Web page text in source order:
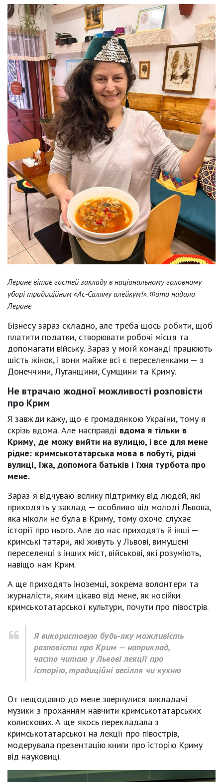
Леране вітає гостей закладу в національному головному
уборі традиційним «Ас-Саляму алейкум!». Фото надала
Леране
Бізнесу зараз складно, але треба щось робити, щоб
платити податки, створювати робочі місця та
допомагати війську. Зараз у моїй команді працюють
шість жінок, і вони майже всі є переселенками — з
Донеччини, Луганщини, Сумщини та Криму.
Не втрачаю жодної можливості розповісти
про Крим
Я завжди кажу, що є громадянкою України, тому я
скрізь вдома. Але насправді вдома я тільки в
Криму, де можу вийти на вулицю, і все для мене
рідне: кримськотатарська мова в побуті, рідні
вулиці, їжа, допомога батьків і їхня турбота про
мене.
Зараз я відчуваю велику підтримку від людей, які
приходять у заклад — особливо від молоді Львова,
яка ніколи не була в Криму, тому охоче слухає
історії про нього. Але до нас приходять й інші —
кримські татари, які живуть у Львові, вимушені
переселенці з інших міст, військові, які розуміють,
навіщо нам Крим.
А ще приходять іноземці, зокрема волонтери та
журналісти, яким цікаво від мене, як носійки
кримськотатарської культури, почути про півострів.
Я використовую будь-яку можливість
розповісти про Крим — наприклад,
часто читаю у Львові лекції про
історію, традиційні весілля чи кухню
От нещодавно до мене звернулися викладачі
музики з проханням навчити кримськотатарських
колискових. А ще якось перекладала з
кримськотатарської на лекції про півострів,
модерувала презентацію книги про історію Криму
від науковиці.